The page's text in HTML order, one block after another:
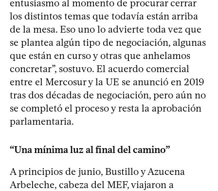
entusiasmo al momento de procurar cerrar
los distintos temas que todavía están arriba
de la mesa. Eso uno lo advierte toda vez que
se plantea algún tipo de negociación, algunas
que están en curso y otras que anhelamos
concretar”, sostuvo. El acuerdo comercial
entre el Mercosur y la UE se anunció en 2019
tras dos décadas de negociación, pero aún no
se completó el proceso y resta la aprobación
parlamentaria.
“Una mínima luz al final del camino”
A principios de junio, Bustillo y Azucena
Arbeleche, cabeza del MEF, viajaron a